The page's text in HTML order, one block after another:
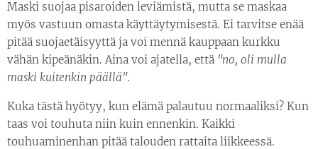
Maski suojaa pisaroiden leviämistä, mutta se maskaa
myös vastuun omasta käyttäytymisestä. Ei tarvitse enää
pitää suojaetäisyyttä ja voi mennä kauppaan kurkku
vähän kipeänäkin. Aina voi ajatella, että "no, oli mulla
maski kuitenkin päällä".
Kuka tästä hyötyy, kun elämä palautuu normaaliksi? Kun
taas voi touhuta niin kuin ennenkin. Kaikki
touhuaminenhan pitää talouden rattaita liikkeessä.